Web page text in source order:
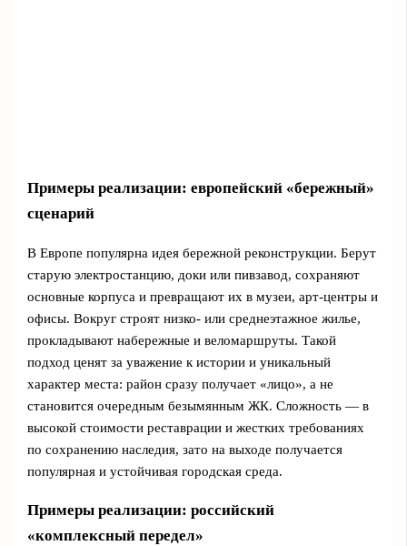
Примеры реализации: европейский «бережный»
сценарий
В Европе популярна идея бережной реконструкции. Берут
старую электростанцию, доки или пивзавод, сохраняют
основные корпуса и превращают их в музеи, арт‑центры и
офисы. Вокруг строят низко- или среднеэтажное жилье,
прокладывают набережные и веломаршруты. Такой
подход ценят за уважение к истории и уникальный
характер места: район сразу получает «лицо», а не
становится очередным безымянным ЖК. Сложность — в
высокой стоимости реставрации и жестких требованиях
по сохранению наследия, зато на выходе получается
популярная и устойчивая городская среда.
Примеры реализации: российский
«комплексный передел»